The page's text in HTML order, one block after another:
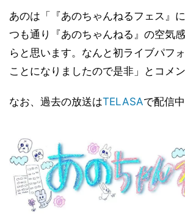
あのは「『あのちゃんねるフェス』
つも通り『あのちゃんねる』の空気
らと思います。なんと初ライブパフ
ことになりましたので是非」とコメン
なお、過去の放送はTELASAで配信中